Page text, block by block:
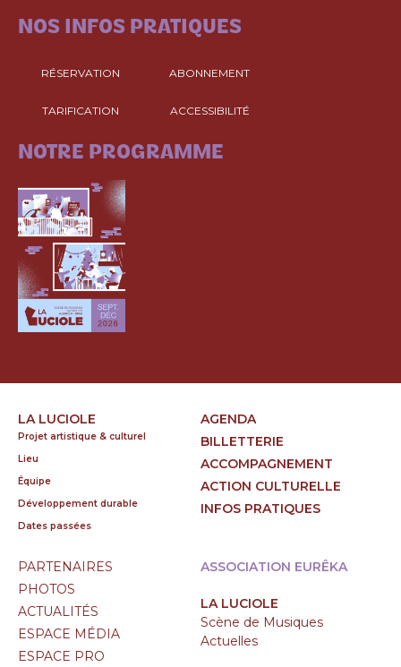
NOS INFOS PRATIQUES
RÉSERVATION ABONNEMENT
TARIFICATION ACCESSIBILITÉ
NOTRE PROGRAMME
LA LUCIOLE
Projet artistique & culturel
Lieu
Équipe
Développement durable
Dates passées
AGENDA
BILLETTERIE
ACCOMPAGNEMENT
ACTION CULTURELLE
INFOS PRATIQUES
PARTENAIRES
PHOTOS
ACTUALITÉS
ESPACE MÉDIA
ESPACE PRO
ASSOCIATION EURÊKA
LA LUCIOLE
Scène de Musiques
Actuelles